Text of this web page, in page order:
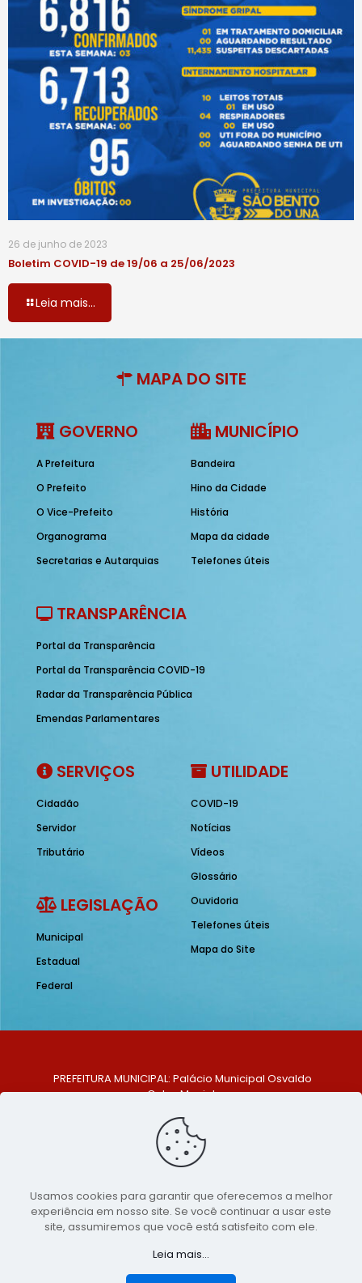
26 de junho de 2023
Boletim COVID-19 de 19/06 a 25/06/2023
Leia mais...
MAPA DO SITE
GOVERNO
A Prefeitura
O Prefeito
O Vice-Prefeito
Organograma
Secretarias e Autarquias
MUNICÍPIO
Bandeira
Hino da Cidade
História
Mapa da cidade
Telefones úteis
TRANSPARÊNCIA
Portal da Transparência
Portal da Transparência COVID-19
Radar da Transparência Pública
Emendas Parlamentares
SERVIÇOS
Cidadão
Servidor
Tributário
LEGISLAÇÃO
Municipal
Estadual
Federal
UTILIDADE
COVID-19
Notícias
Vídeos
Glossário
Ouvidoria
Telefones úteis
Mapa do Site
PREFEITURA MUNICIPAL: Palácio Municipal Osvaldo
Celso Maciel
Centro, São Bento do Una - PE. CEP: 553370-128
TELEFONE: (81) 99548-1569
E-MAIL: ouvidoria@saobentodouna.pe.gov.br
Copyright 2021-2026 - Assessoria de Comunicação da
Prefeitura de São Bento do Una - PE
publicidadeLumusWeb - Agência Digital
Usamos cookies para garantir que oferecemos a melhor
experiência em nosso site. Se você continuar a usar este
site, assumiremos que você está satisfeito com ele.
Leia mais...